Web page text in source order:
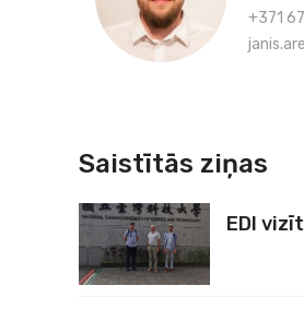
+371
Saistītās ziņas
EDI